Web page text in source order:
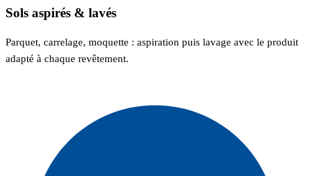
Sols aspirés & lavés
Parquet, carrelage, moquette : aspiration puis lavage avec le produit
adapté à chaque revêtement.